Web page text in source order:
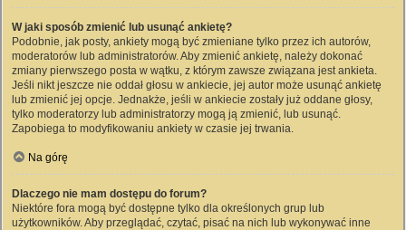
W jaki sposób zmienić lub usunąć ankietę?
Podobnie, jak posty, ankiety mogą być zmieniane tylko przez ich autorów,
moderatorów lub administratorów. Aby zmienić ankietę, należy dokonać
zmiany pierwszego posta w wątku, z którym zawsze związana jest ankieta.
Jeśli nikt jeszcze nie oddał głosu w ankiecie, jej autor może usunąć ankietę
lub zmienić jej opcje. Jednakże, jeśli w ankiecie zostały już oddane głosy,
tylko moderatorzy lub administratorzy mogą ją zmienić, lub usunąć.
Zapobiega to modyfikowaniu ankiety w czasie jej trwania.
Na górę
Dlaczego nie mam dostępu do forum?
Niektóre fora mogą być dostępne tylko dla określonych grup lub
użytkowników. Aby przeglądać, czytać, pisać na nich lub wykonywać inne